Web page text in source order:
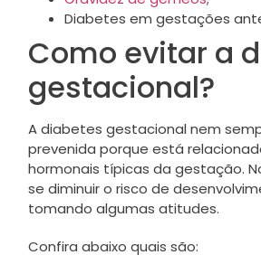
Diabetes em gestações
Como evitar a
gestacional?
A diabetes gestacional nem
prevenida porque está
hormonais típicas da gestação.
se diminuir o risco de
tomando algumas atitudes.
Confira abaixo quais são: